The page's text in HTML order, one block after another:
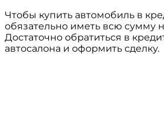
Чтобы купить автомобиль в
обязательно иметь всю сумму
Достаточно обратиться в
автосалона и оформить сделку.